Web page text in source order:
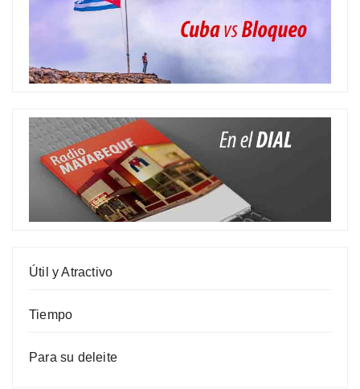
Útil y Atractivo
Tiempo
Para su deleite